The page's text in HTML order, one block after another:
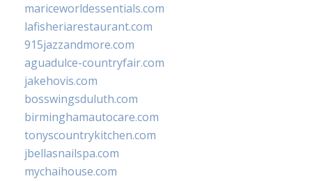
mariceworldessentials.com
lafisheriarestaurant.com
915jazzandmore.com
aguadulce-countryfair.com
jakehovis.com
bosswingsduluth.com
birminghamautocare.com
tonyscountrykitchen.com
jbellasnailspa.com
mychaihouse.com